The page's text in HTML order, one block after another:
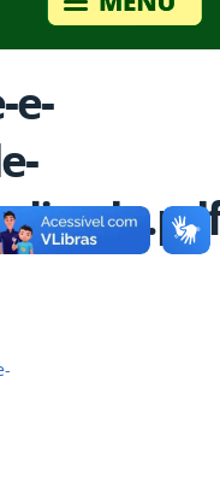
e-